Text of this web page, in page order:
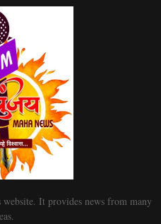
website. It provides news from many